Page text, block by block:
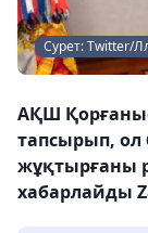
Сурет: Twitter/
АҚШ
тапсырып,
жұқтырғаны
хабарлайды